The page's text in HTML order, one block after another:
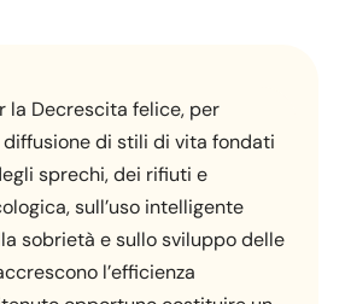
la Decrescita felice, per
di stili di vita fondati
sprechi, dei rifiuti e
sull’uso intelligente
sobrietà e sullo sviluppo delle
l’efficienza